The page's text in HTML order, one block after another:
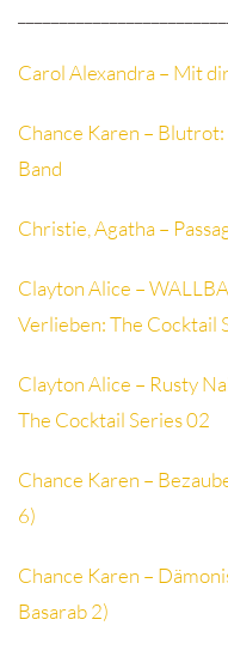
Carol Alexandra – Mit
Chance Karen –
Band
Christie, Agatha –
Clayton Alice –
Verlieben: The Cocktail
Clayton Alice – Rusty
The Cocktail Series 02
Chance Karen –
6)
Chance Karen –
Basarab 2)